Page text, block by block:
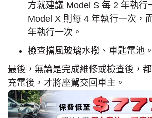
方就建議 Model S 每 2 年執行
Model X 則每 4 年執行一次，
年執行一次。
檢查擋風玻璃水撥、車匙電池。
最後，無論是完成維修或檢查後，
充電後，才將座駕交回車主。